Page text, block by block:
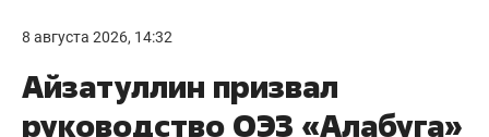
8 августа 2026, 14:32
Айзатуллин призвал
руководство ОЭЗ «Алабуга»